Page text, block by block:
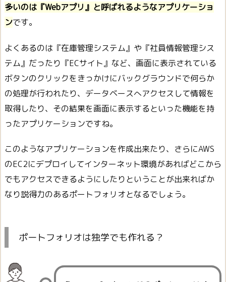
多いのは『Webアプリ』と呼ばれるようなアプリケーショ
ンです。
よくあるのは『在庫管理システム』や『社員情報管理シス
テム』だったり『ECサイト』など、画面に表示されている
ボタンのクリックをきっかけにバックグラウンドで何らか
の処理が行われたり、データベースへアクセスして情報を
取得したり、その結果を画面に表示するといった機能を持
ったアプリケーションですね。
このようなアプリケーションを作成出来たり、さらにAWS
のEC2にデプロイしてインターネット環境があればどこから
でもアクセスできるようにしたりということが出来ればか
なり説得力のあるポートフォリオとなるでしょう。
ポートフォリオは独学でも作れる？